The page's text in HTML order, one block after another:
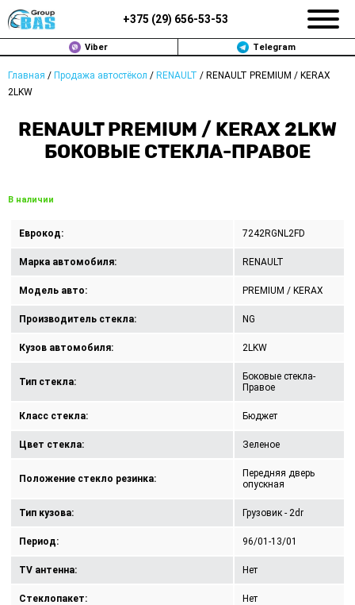
+375 (29) 656-53-53
Viber Telegram
Главная / Продажа автостёкол / RENAULT / RENAULT PREMIUM / KERAX
2LKW
RENAULT PREMIUM / KERAX 2LKW
БОКОВЫЕ СТЕКЛА-ПРАВОЕ
В наличии
Еврокод: 7242RGNL2FD
Марка автомобиля: RENAULT
Модель авто: PREMIUM / KERAX
Производитель стекла: NG
Кузов автомобиля: 2LKW
Тип стекла:
Боковые стекла-
Правое
Класс стекла: Бюджет
Цвет стекла: Зеленое
Положение стекло резинка:
Передняя дверь
опускная
Тип кузова: Грузовик - 2dr
Период: 96/01-13/01
TV антенна: Нет
Стеклопакет: Нет
ЗАМЕНА АВТОСТЕКОЛ В МИНСКЕ
ПРОДАЖА АВТОСТЁКОЛ
РЕМОНТ
ДОП. УСЛУГИ
ВОПРОС-ОТВЕТ
КОНТАКТЫ